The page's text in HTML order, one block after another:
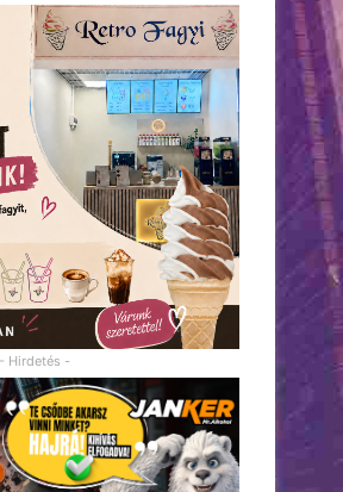
- Hirdetés -